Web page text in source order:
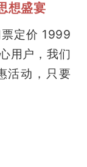
想盛宴
定价 1999
用户，我们
活动，只要